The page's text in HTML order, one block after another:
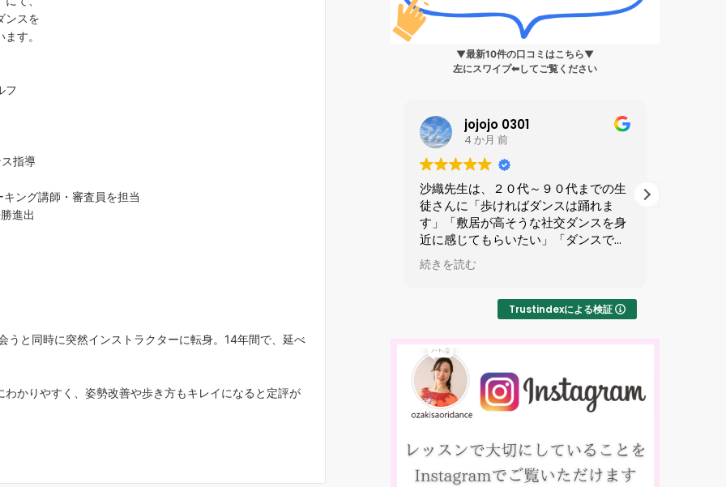
ンスを
す。
フ
指導
ング講師・審査員を担当
進出
うと同時に突然インストラクターに転身。14年間で、延べ
かりやすく、姿勢改善や歩き方もキレイになると定評が
▼最新10件の口コミはこちら▼
左にスワイプ⬅︎してご覧ください
jojojo 0301
4 か月 前
沙織先生は、２０代～９０代までの生
徒さんに「歩ければダンスは踊れま
す」「敷居が高そうな社交ダンスを身
近に感じてもらいたい」「ダンスで健
康寿命を延ばす」をモットーに教えら
れています。ご自身もプロ現役選手で
う生徒さんはもちろん、”大人の趣味
としてマイペースでダンスを楽しみた
い”など、個々の目的に合わせた個別
指導が主体で、背伸びせず気楽に通え
ます。年２回のダンスパーティー（約
３０名ほど参加）では生徒が先生と踊
る（各２分程度）発表会があるので、
イペースでダンスを覚えています。コ
アメンバーの生徒さん達も気さくな方
ばかりで、初心者の私もスンナリ加入
続きを読む
Trustindexによる検証